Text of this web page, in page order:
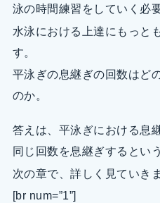
泳の時間練習をしていく必
水泳における上達にもっと
す。
平泳ぎの息継ぎの回数はど
のか。
答えは、平泳ぎにおける息
同じ回数を息継ぎするとい
次の章で、詳しく見ていき
[br num=”1”]